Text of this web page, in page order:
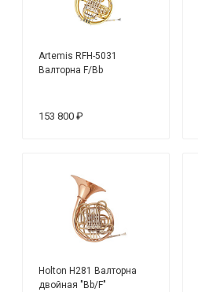
Artemis RFH-5031
Валторна F/Bb
153 800 ₽
Holton H281 Валторна
двойная "Bb/F"